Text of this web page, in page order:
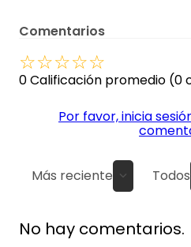
Comentarios
☆☆☆☆☆
0 Calificación promedio (0
Por favor, inicia
Más reciente Todos
No hay comentarios.